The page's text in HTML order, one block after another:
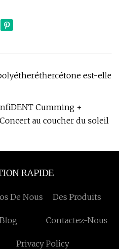
est-elle
Cumming +
au coucher du soleil
RAPIDE
De Nous Des Produits
Blog Contactez-Nous
Privacy Policy